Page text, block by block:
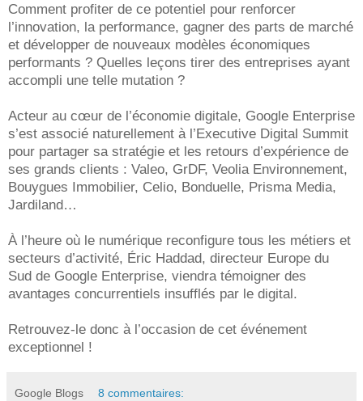
Comment profiter de ce potentiel pour renforcer
l’innovation, la performance, gagner des parts de marché
et développer de nouveaux modèles économiques
performants ? Quelles leçons tirer des entreprises ayant
accompli une telle mutation ?
Acteur au cœur de l’économie digitale, Google Enterprise
s’est associé naturellement à l’Executive Digital Summit
pour partager sa stratégie et les retours d’expérience de
ses grands clients : Valeo, GrDF, Veolia Environnement,
Bouygues Immobilier, Celio, Bonduelle, Prisma Media,
Jardiland…
À l’heure où le numérique reconfigure tous les métiers et
secteurs d’activité, Éric Haddad, directeur Europe du
Sud de Google Enterprise, viendra témoigner des
avantages concurrentiels insufflés par le digital.
Retrouvez-le donc à l’occasion de cet événement
exceptionnel !
Google Blogs 8 commentaires: